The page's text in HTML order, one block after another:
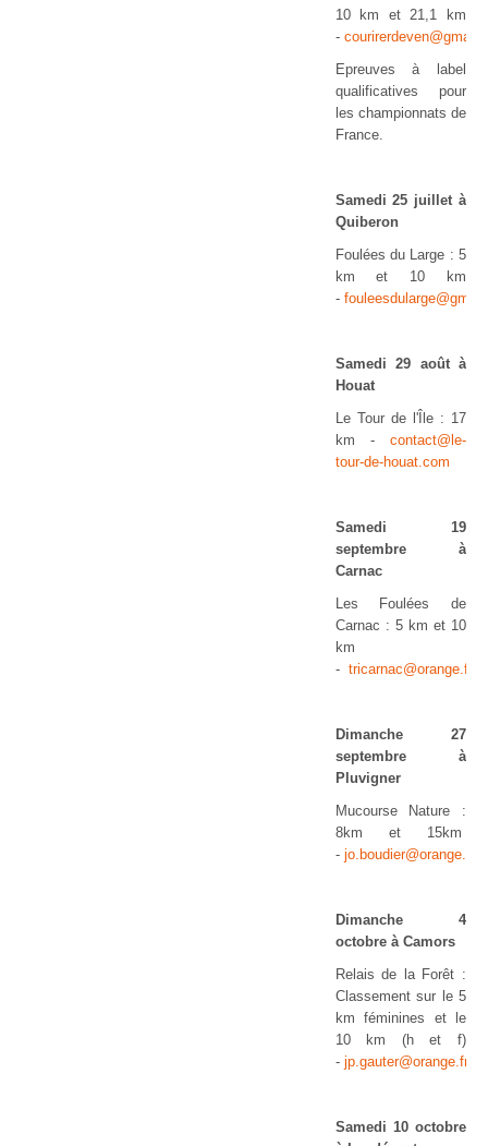
10 km et 21,1 km
-
Epreuves à label
qualificatives pour
les championnats de
France.
Samedi 25 juillet à
Quiberon
Foulées du Large : 5
km et 10 km
-
Samedi 29 août à
Houat
Le Tour de l'Île : 17
km - contact@le-
tour-de-houat.com
Samedi 19
septembre à
Carnac
Les Foulées de
Carnac : 5 km et 10
km
- tricarnac@orange.fr
Dimanche 27
septembre à
Pluvigner
Mucourse Nature :
8km et 15km
- jo.boudier@orange.fr
Dimanche 4
octobre à Camors
Relais de la Forêt :
Classement sur le 5
km féminines et le
10 km (h et f)
- jp.gauter@orange.fr
Samedi 10 octobre